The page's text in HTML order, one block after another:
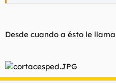
Desde cuando a ésto le